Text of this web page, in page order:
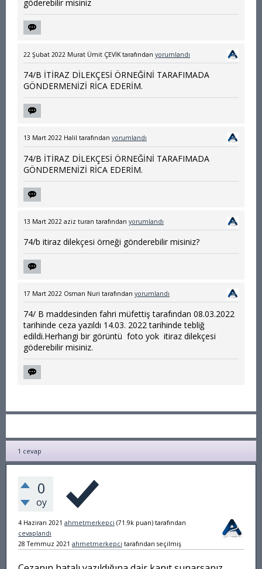
göderebilir misiniz
22 Şubat 2022 Murat Ümit ÇEVİK tarafından yorumlandı
74/B İTİRAZ DİLEKÇESİ ÖRNEĞİNİ TARAFIMADA
GÖNDERMENİZİ RİCA EDERİM.
13 Mart 2022 Halil tarafından yorumlandı
74/B İTİRAZ DİLEKÇESİ ÖRNEĞİNİ TARAFIMADA
GÖNDERMENİZİ RİCA EDERİM.
13 Mart 2022 aziz turan tarafından yorumlandı
74/b itiraz dilekçesi örneği gönderebilir misiniz?
17 Mart 2022 Osman Nuri tarafından yorumlandı
74/ B maddesinden fahri müfettiş tarafından 08.03.2022
tarihinde ceza yazıldı 14.03. 2022 tarihinde tebliğ
edildi.Herhangi bir görüntü foto yok itiraz dilekçesi
göderebilir misiniz.
1 cevap
0
oy
4 Haziran 2021 ahmetmerkepci (71.9k puan) tarafından
cevaplandı
28 Temmuz 2021 ahmetmerkepci tarafından seçilmiş